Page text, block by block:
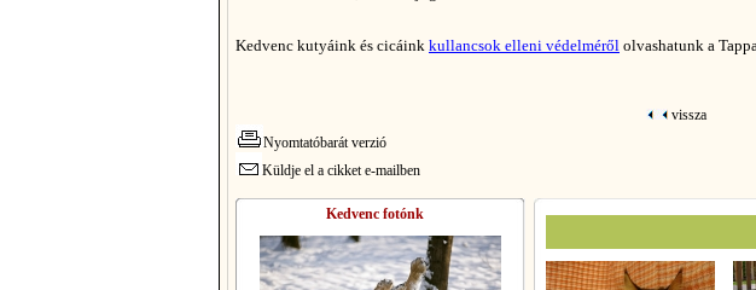
Kedvenc kutyáink és cicáink kullancsok elleni védelméről olvashatunk a
vissza
Nyomtatóbarát verzió
Küldje el a cikket e-mailben
Kedvenc fotónk